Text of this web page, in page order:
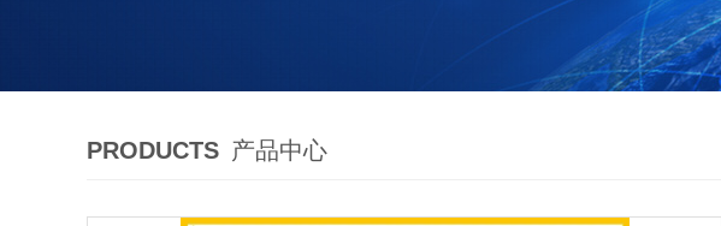
PRODUCTS 产品中心